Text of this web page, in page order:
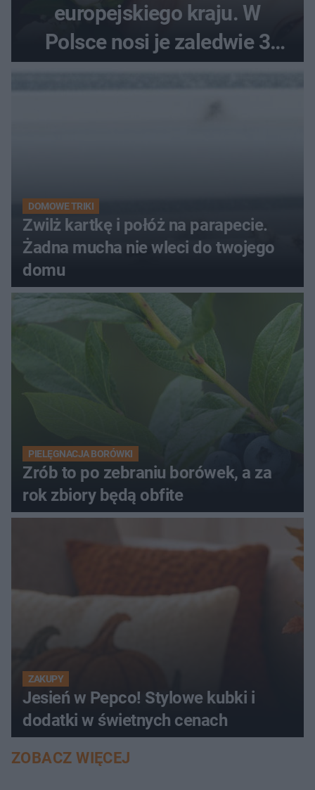
europejskiego kraju. W
Polsce nosi je zaledwie 3
DOMOWE TRIKI
Zwilż kartkę i połóż na parapecie.
Żadna mucha nie wleci do twojego
domu
PIELĘGNACJA BORÓWKI
Zrób to po zebraniu borówek, a za
rok zbiory będą obfite
ZAKUPY
Jesień w Pepco! Stylowe kubki i
dodatki w świetnych cenach
ZOBACZ WIĘCEJ